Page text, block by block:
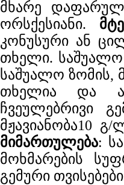
მხარე
ორსქესიანი.
კონუსური ან
თხელი.
საშუალო ზომის,
თხელია და
ჩვეულებრივი
მჟავიანობა10
მიმართულება:
მოხმარების
გემური